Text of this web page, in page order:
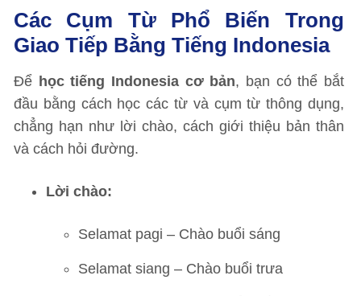
Các Cụm Từ Phổ Biến Trong
Giao Tiếp Bằng Tiếng Indonesia
Để học tiếng Indonesia cơ bản, bạn có thể bắt
đầu bằng cách học các từ và cụm từ thông dụng,
chẳng hạn như lời chào, cách giới thiệu bản thân
và cách hỏi đường.
Lời chào:
Selamat pagi – Chào buổi sáng
Selamat siang – Chào buổi trưa